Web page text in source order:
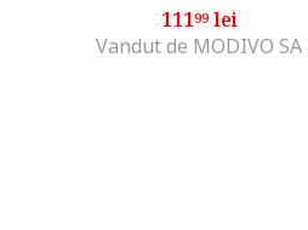
11199lei
Vandut de MODIVO SA